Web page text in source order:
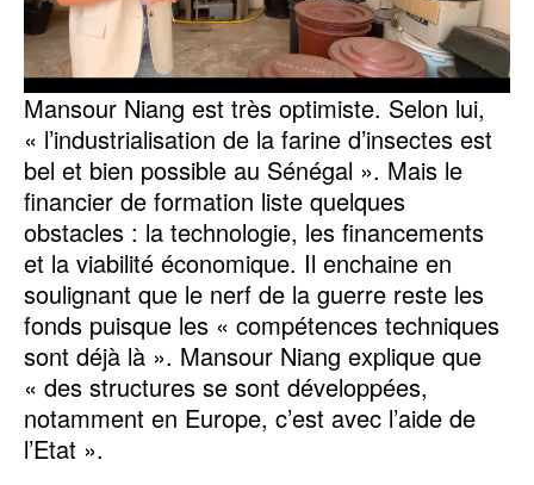
Mansour Niang est très optimiste. Selon lui,
« l’industrialisation de la farine d’insectes est
bel et bien possible au Sénégal ». Mais le
financier de formation liste quelques
obstacles : la technologie, les financements
et la viabilité économique. Il enchaine en
soulignant que le nerf de la guerre reste les
fonds puisque les « compétences techniques
sont déjà là ». Mansour Niang explique que
« des structures se sont développées,
notamment en Europe, c’est avec l’aide de
l’Etat ».